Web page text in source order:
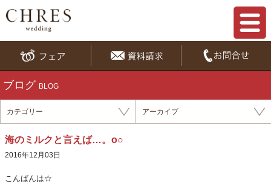
ブログ BLOG
カテゴリー アーカイブ
海のミルクと言えば…。o○
2016年12月03日
こんばんは☆